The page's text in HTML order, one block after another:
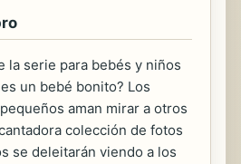
la serie para bebés y niños
un bebé bonito? Los
aman mirar a otros
colección de fotos
se deleitarán viendo a los